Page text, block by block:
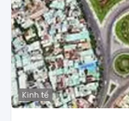
Kinh tế